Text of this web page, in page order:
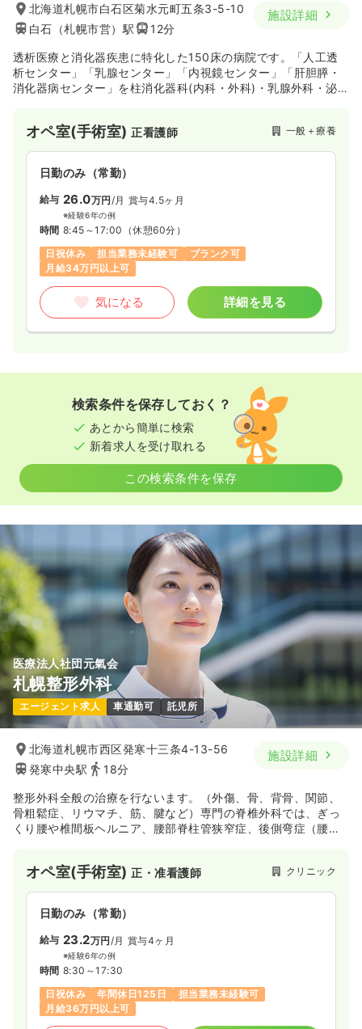
北海道札幌市白石区菊水元町五条3-5-10
白石（札幌市営）駅
12分
施設詳細
透析医療と消化器疾患に特化した150床の病院です。「人工透
析センター」「乳腺センター」「内視鏡センター」「肝胆膵・
消化器病センター」を柱消化器科(内科・外科)・乳腺外科・泌
ら積極的に受け容れています。また消化器の治療に関しまして
は、平成19年1月1日に日本消化器病学会の認定施設（北海道大
学病院関連施設）に認定されており最先端の治療を患者さまに
提供しています。
オペ室(手術室)正看護師 一般＋療養
日勤のみ（常勤）
給与 26.0万円 /月 賞与4.5ヶ月
※経験6年の例
時間 8:45～17:00 （休憩60分）
日祝休み
担当業務未経験可
ブランク可
月給34万円以上可
気になる 詳細を見る
検索条件を保存しておく？
あとから簡単に検索
新着求人を受け取れる
この検索条件を保存
医療法人社団元氣会
札幌整形外科
エージェント求人 車通勤可 託児所
北海道札幌市西区発寒十三条4-13-56
発寒中央駅
18分
施設詳細
整形外科全般の治療を行ないます。（外傷、骨、背骨、関節、
骨粗鬆症、リウマチ、筋、腱など）専門の脊椎外科では、ぎっ
くり腰や椎間板ヘルニア、腰部脊柱管狭窄症、後側弯症（腰曲
オペ室(手術室)正・准看護師 クリニック
日勤のみ（常勤）
給与 23.2万円 /月 賞与4ヶ月
※経験6年の例
時間 8:30～17:30
日祝休み
年間休日125日
担当業務未経験可
月給36万円以上可